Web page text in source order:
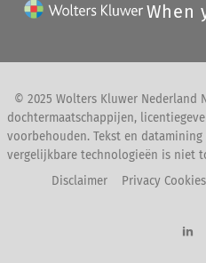
When
© 2025 Wolters Kluwer Nederland
dochtermaatschappijen,
voorbehouden. Tekst en
vergelijkbare technologieën is niet
Disclaimer
Privacy Cookies